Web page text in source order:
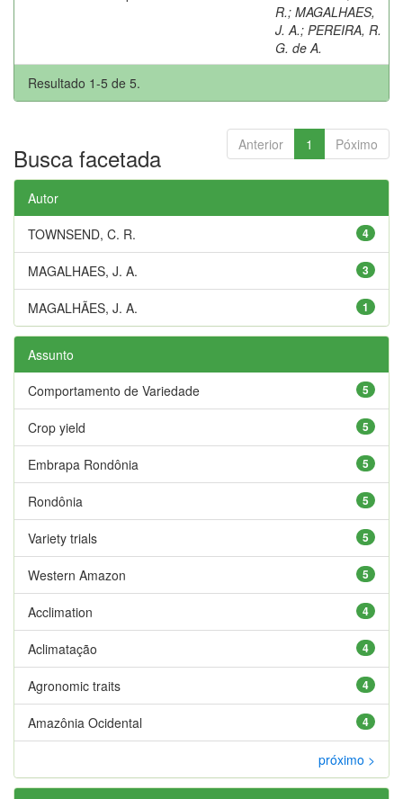
R.; MAGALHAES,
J. A.; PEREIRA, R.
G. de A.
Resultado 1-5 de 5.
Anterior 1 Póximo
Busca facetada
Autor
4
TOWNSEND, C. R.
3
MAGALHAES, J. A.
1
MAGALHÃES, J. A.
Assunto
5
Comportamento de Variedade
5
Crop yield
5
Embrapa Rondônia
5
Rondônia
5
Variety trials
5
Western Amazon
4
Acclimation
4
Aclimatação
4
Agronomic traits
4
Amazônia Ocidental
próximo >